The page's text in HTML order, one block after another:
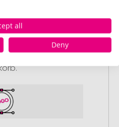
Sie diese
an.
die konfigurierten
all
Deny